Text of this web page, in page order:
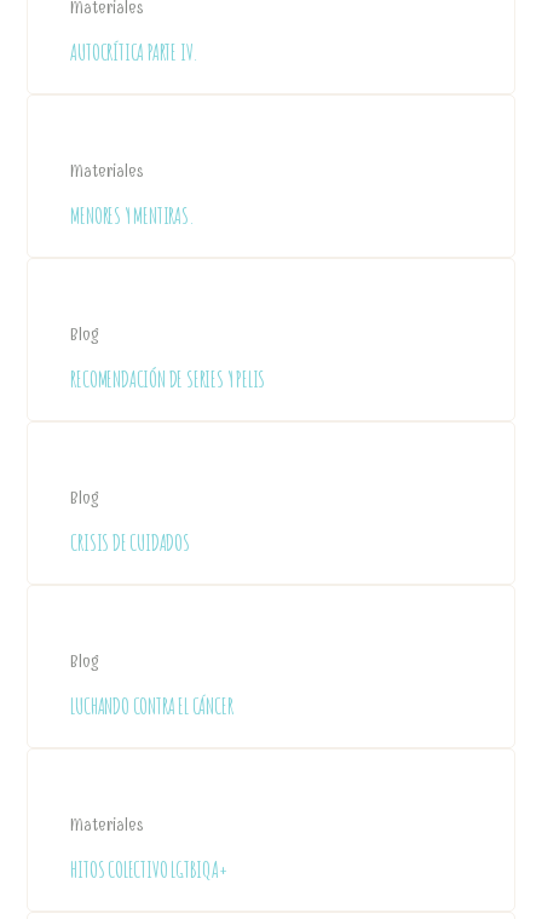
Materiales
AUTOCRÍTICA PARTE IV.
Materiales
MENORES Y MENTIRAS.
Blog
RECOMENDACIÓN DE SERIES Y PELIS
Blog
CRISIS DE CUIDADOS
Blog
LUCHANDO CONTRA EL CÁNCER
Materiales
HITOS COLECTIVO LGTBIQA+